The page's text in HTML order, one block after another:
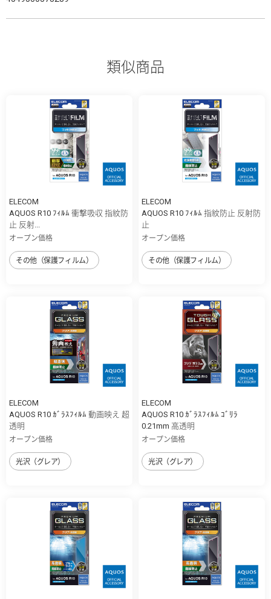
類似商品
ELECOM
AQUOS R10 ﾌｨﾙﾑ 衝撃吸収 指紋防
止 反射...
オープン価格
その他（保護フィルム）
ELECOM
AQUOS R10 ﾌｨﾙﾑ 指紋防止 反射防
止
オープン価格
その他（保護フィルム）
ELECOM
AQUOS R10 ｶﾞﾗｽﾌｨﾙﾑ 動画映え 超
透明
オープン価格
光沢（グレア）
ELECOM
AQUOS R10 ｶﾞﾗｽﾌｨﾙﾑ ｺﾞﾘﾗ
0.21mm 高透明
オープン価格
光沢（グレア）